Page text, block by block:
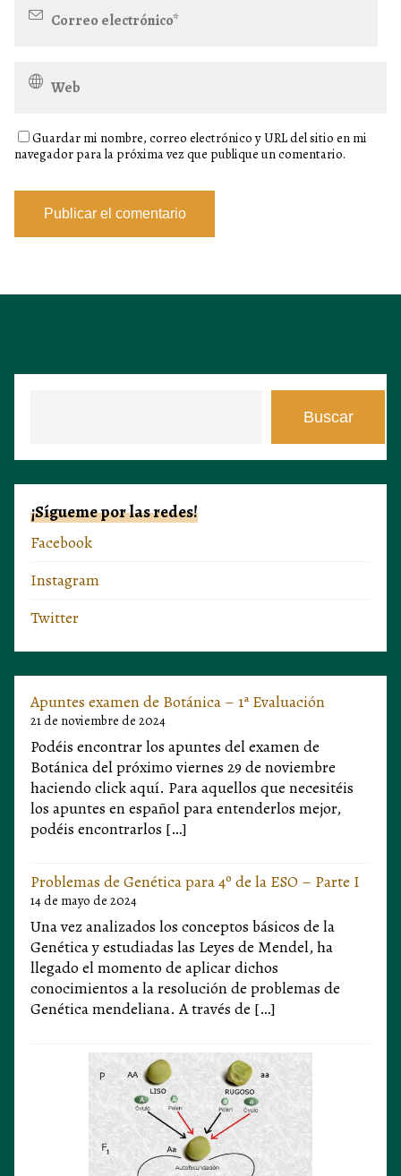
Guardar mi nombre, correo electrónico y URL del sitio en mi
navegador para la próxima vez que publique un comentario.
Buscar
¡Sígueme por las redes!
Facebook
Instagram
Twitter
Apuntes examen de Botánica – 1ª Evaluación
21 de noviembre de 2024
Podéis encontrar los apuntes del examen de
Botánica del próximo viernes 29 de noviembre
haciendo click aquí. Para aquellos que necesitéis
los apuntes en español para entenderlos mejor,
podéis encontrarlos […]
Problemas de Genética para 4º de la ESO – Parte I
14 de mayo de 2024
Una vez analizados los conceptos básicos de la
Genética y estudiadas las Leyes de Mendel, ha
llegado el momento de aplicar dichos
conocimientos a la resolución de problemas de
Genética mendeliana. A través de […]